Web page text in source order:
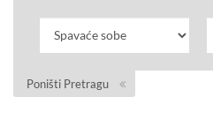
Poništi Pretragu